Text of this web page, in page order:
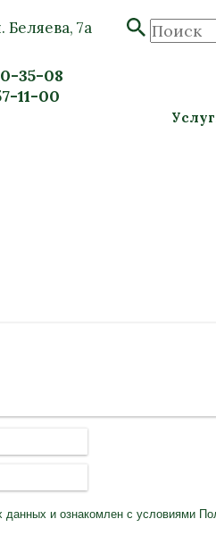
Беляева, 7а
35-08
11-00
данных и ознакомлен с условиями